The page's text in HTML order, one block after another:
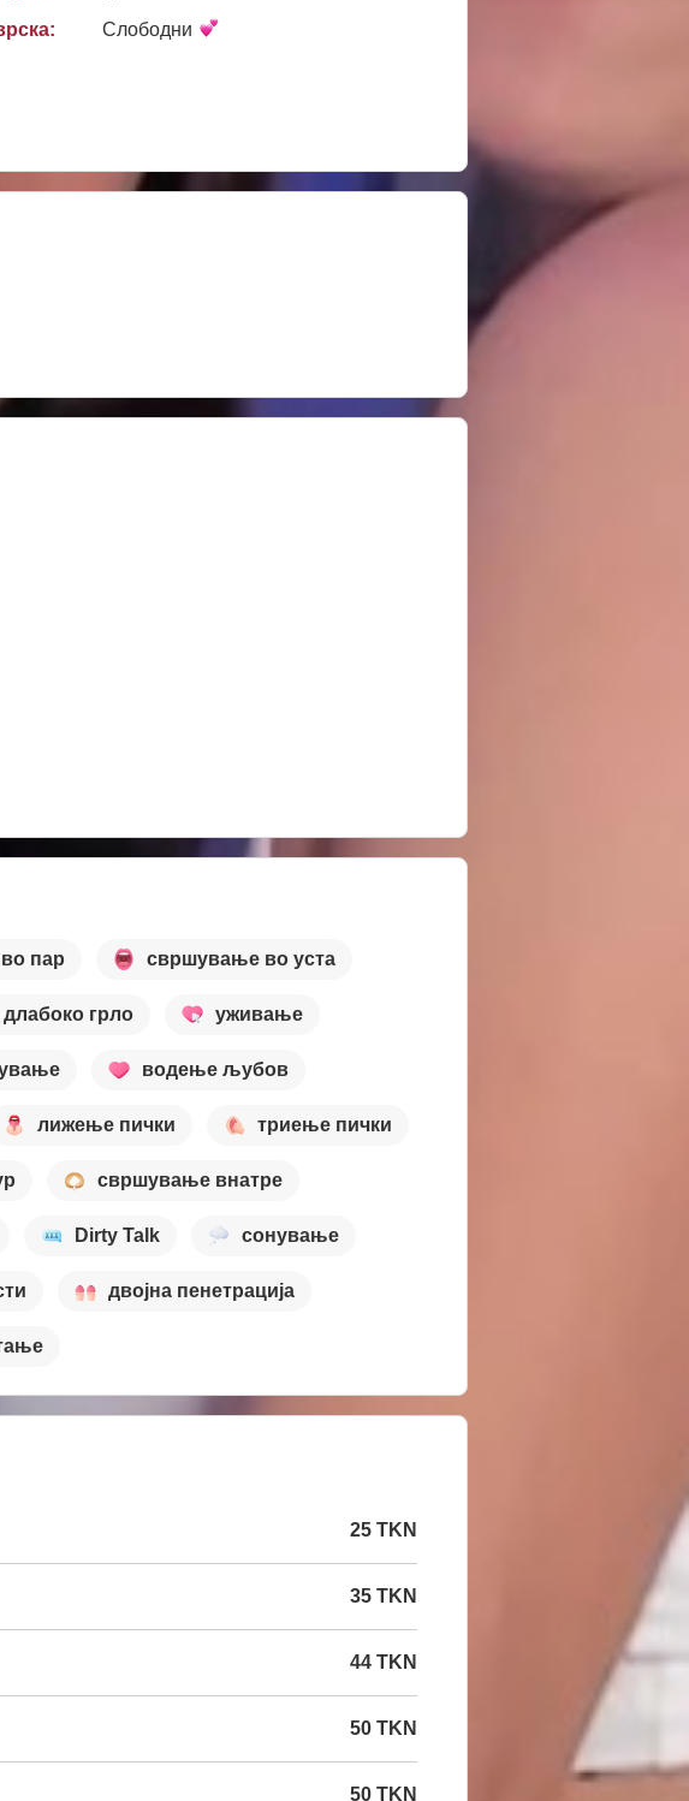
Слободни
пар свршување во уста
длабоко грло уживање
водење љубов
лижење пички триење пички
свршување внатре
Dirty Talk сонување
двојна пенетрација
25 TKN
35 TKN
44 TKN
50 TKN
50 TKN